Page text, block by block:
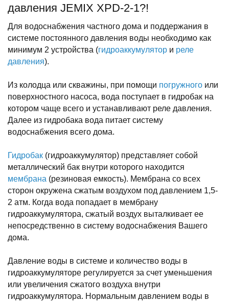
давления JEMIX XPD-2-1?!
Для водоснабжения частного дома и поддержания в
системе постоянного давления воды необходимо как
минимум 2 устройства (гидроаккумулятор и реле
давления).
Из колодца или скважины, при помощи погружного или
поверхностного насоса, вода поступает в гидробак на
котором чаще всего и устанавливают реле давления.
Далее из гидробака вода питает систему
водоснабжения всего дома.
Гидробак (гидроаккумулятор) представляет собой
металлический бак внутри которого находится
мембрана (резиновая емкость). Мембрана со всех
сторон окружена сжатым воздухом под давлением 1,5-
2 атм. Когда вода попадает в мембрану
гидроаккумулятора, сжатый воздух выталкивает ее
непосредственно в систему водоснабжения Вашего
дома.
Давление воды в системе и количество воды в
гидроаккумуляторе регулируется за счет уменьшения
или увеличения сжатого воздуха внутри
гидроаккумулятора. Нормальным давлением воды в